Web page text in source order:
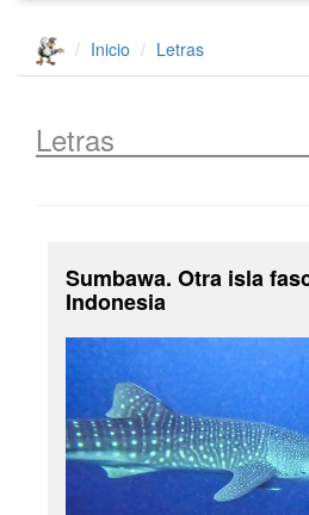
Inicio Letras
Letras
Sumbawa. Otra isla
Indonesia